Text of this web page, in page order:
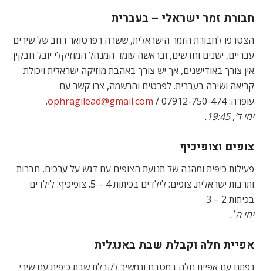
חבורת זמר ישראלי – בעברית
הצטרפו לחבורת הזמר הישראלית, ששרה רפרטואר רחב של שירים
עבריים, ישנים וחדשים, ובראשה עומד המנהל המוזיקלי יובל חבקין.
אין צורך באודישנים, אך יש צורך באהבת מוזיקה ישראלית ויכולת
קריאה ושירה בעברית. לפרטים והרשמה, צרו קשר עם
עופרה:
ophragilead@gmail.com / 07912-750-474.
ימי ד’, 19:45.
צופים וצופיכיף
פעילות כיפית ומהנה של תנועת הצופים עם דגש על ערכים, חברות
ותרבות ישראלית. צופים: לילדים בכיתות 4 – 5. צופיכיף: לילדים
בכיתות 2 – 3.
ימי ה׳.
אפיית חלה וקבלת שבת באנגלית
נפתח עם אפיית חלה במטבח ונמשיך לקבלת שבת כיפית עם שירי